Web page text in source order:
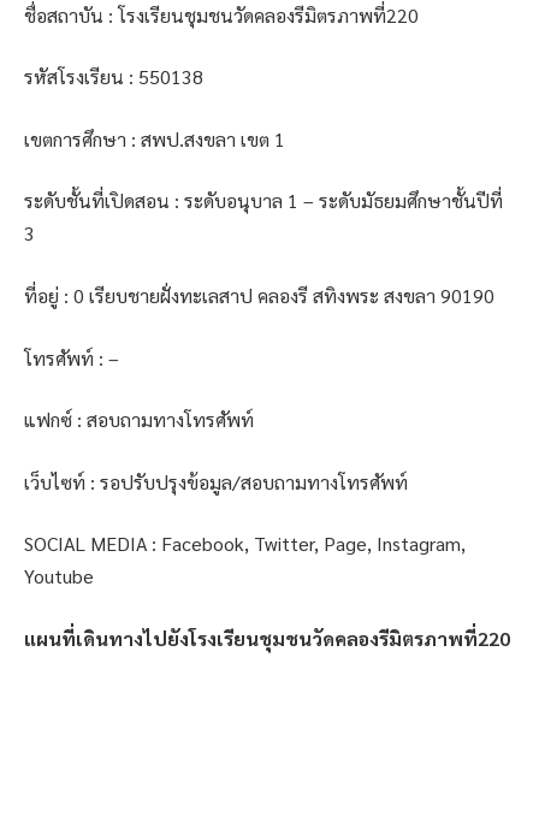
ชื่อสถาบัน : โรงเรียนชุมชนวัดคลองรีมิตรภาพที่220
รหัสโรงเรียน : 550138
เขตการศึกษา : สพป.สงขลา เขต 1
ระดับชั้นที่เปิดสอน : ระดับอนุบาล 1 – ระดับมัธยมศึกษาชั้นปีที่
3
ที่อยู่ : 0 เรียบชายฝั่งทะเลสาป คลองรี สทิงพระ สงขลา 90190
โทรศัพท์ : –
แฟกซ์ : สอบถามทางโทรศัพท์
เว็บไซท์ : รอปรับปรุงข้อมูล/สอบถามทางโทรศัพท์
SOCIAL MEDIA : Facebook, Twitter, Page, Instagram,
Youtube
แผนที่เดินทางไปยังโรงเรียนชุมชนวัดคลองรีมิตรภาพที่220